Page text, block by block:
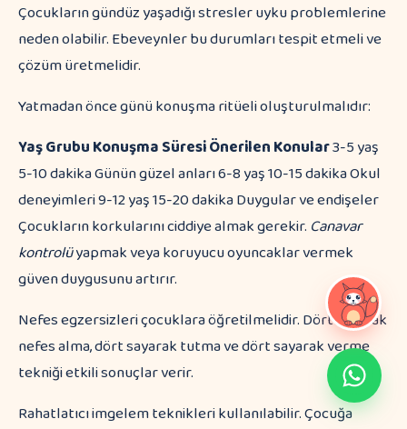
Çocukların gündüz yaşadığı stresler uyku problemlerine
neden olabilir. Ebeveynler bu durumları tespit etmeli ve
çözüm üretmelidir.
Yatmadan önce günü konuşma ritüeli oluşturulmalıdır:
Yaş GrubuKonuşma SüresiÖnerilen Konular3-5 yaş
5-10 dakika Günün güzel anları 6-8 yaş 10-15 dakika Okul
deneyimleri 9-12 yaş 15-20 dakika Duygular ve endişeler
Çocukların korkularını ciddiye almak gerekir. Canavar
kontrolüyapmak veya koruyucu oyuncaklar vermek
güven duygusunu artırır.
Nefes egzersizleri çocuklara öğretilmelidir. Dört sayarak
nefes alma, dört sayarak tutma ve dört sayarak verme
tekniği etkili sonuçlar verir.
Rahatlatıcı imgelem teknikleri kullanılabilir. Çocuğa